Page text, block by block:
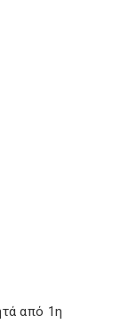
από 1η